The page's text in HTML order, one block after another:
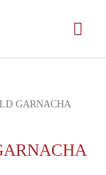
GARNACHA